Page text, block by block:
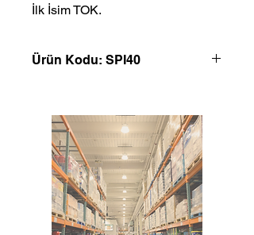
İlk İsim TOK.
Ürün Kodu: SPI40